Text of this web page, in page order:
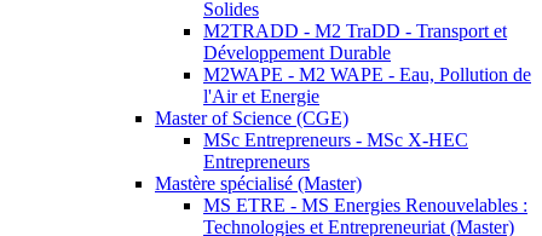
Solides
M2TRADD - M2 TraDD - Transport et
Développement Durable
M2WAPE - M2 WAPE - Eau, Pollution de
l'Air et Energie
Master of Science (CGE)
MSc Entrepreneurs - MSc X-HEC
Entrepreneurs
Mastère spécialisé (Master)
MS ETRE - MS Energies Renouvelables :
Technologies et Entrepreneuriat (Master)